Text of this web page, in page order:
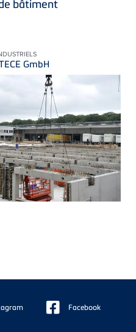
bâtiment
GmbH
Facebook